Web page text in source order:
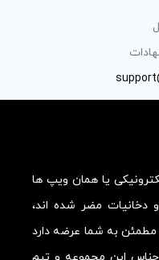
یا همان ویپ ها
دخانیات مضر شده اند،
به شما عرضه دارد